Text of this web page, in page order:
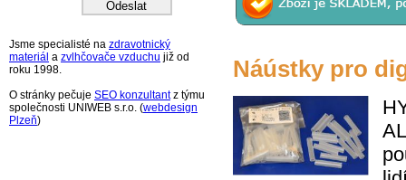
Jsme specialisté na zdravotnický
materiál a zvlhčovače vzduchu již od
roku 1998.
O stránky pečuje SEO konzultantz týmu
společnosti UNIWEB s.r.o. (webdesign
Plzeň)
Náústky pro